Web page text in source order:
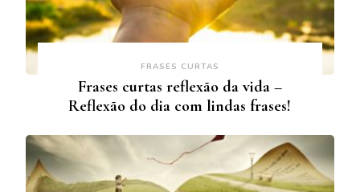
FRASES CURTAS
Frases curtas reflexão da vida –
Reflexão do dia com lindas frases!